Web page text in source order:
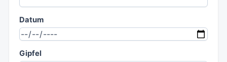
Datum
Gipfel